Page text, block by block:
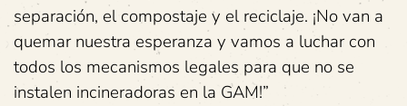
separación, el compostaje y el reciclaje. ¡No van a
quemar nuestra esperanza y vamos a luchar con
todos los mecanismos legales para que no se
instalen incineradoras en la GAM!”